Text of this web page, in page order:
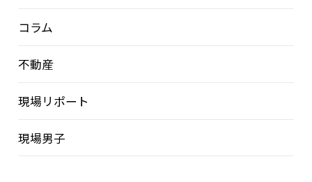
コラム
不動産
現場リポート
現場男子